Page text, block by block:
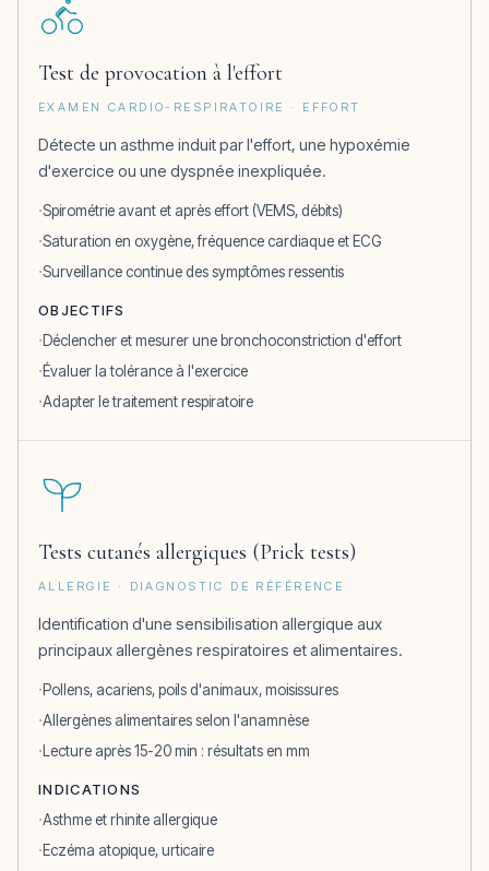
Test de provocation à l'effort
EXAMEN CARDIO-RESPIRATOIRE · EFFORT
Détecte un asthme induit par l'effort, une hypoxémie
d'exercice ou une dyspnée inexpliquée.
Spirométrie avant et après effort (VEMS, débits)
Saturation en oxygène, fréquence cardiaque et ECG
Surveillance continue des symptômes ressentis
OBJECTIFS
Déclencher et mesurer une bronchoconstriction d'effort
Évaluer la tolérance à l'exercice
Adapter le traitement respiratoire
Tests cutanés allergiques (Prick tests)
ALLERGIE · DIAGNOSTIC DE RÉFÉRENCE
Identification d'une sensibilisation allergique aux
principaux allergènes respiratoires et alimentaires.
Pollens, acariens, poils d'animaux, moisissures
Allergènes alimentaires selon l'anamnèse
Lecture après 15-20 min : résultats en mm
INDICATIONS
Asthme et rhinite allergique
Eczéma atopique, urticaire